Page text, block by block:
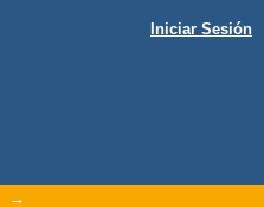
Iniciar Sesión
→